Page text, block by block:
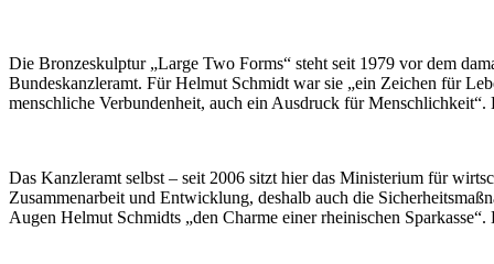
Die Bronzeskulptur „Large Two Forms“ steht seit 1979 vor dem
Bundeskanzleramt. Für Helmut Schmidt war sie „ein Zeichen für
menschliche Verbundenheit, auch ein Ausdruck für
Das Kanzleramt selbst – seit 2006 sitzt hier das Ministerium für
Zusammenarbeit und Entwicklung, deshalb auch die
Augen Helmut Schmidts „den Charme einer rheinischen